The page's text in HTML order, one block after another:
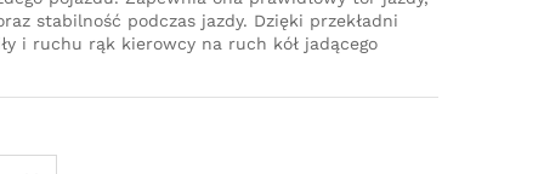
stabilność podczas jazdy. Dzięki przekładni
i ruchu rąk kierowcy na ruch kół jadącego